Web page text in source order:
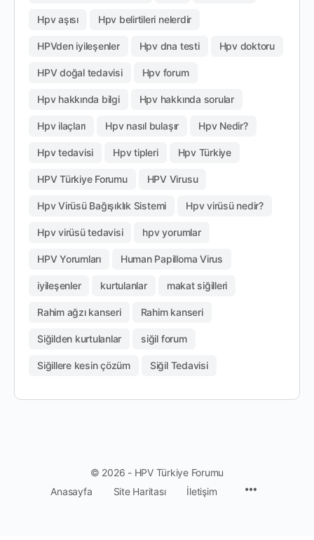
Hpv aşısı Hpv belirtileri nelerdir
HPVden iyileşenler Hpv dna testi Hpv doktoru
HPV doğal tedavisi Hpv forum
Hpv hakkında bilgi Hpv hakkında sorular
Hpv ilaçları Hpv nasıl bulaşır Hpv Nedir?
Hpv tedavisi Hpv tipleri Hpv Türkiye
HPV Türkiye Forumu HPV Virusu
Hpv Virüsü Bağışıklık Sistemi Hpv virüsü nedir?
Hpv virüsü tedavisi hpv yorumlar
HPV Yorumları Human Papilloma Virus
iyileşenler kurtulanlar makat siğilleri
Rahim ağzı kanseri Rahim kanseri
Siğilden kurtulanlar siğil forum
Siğillere kesin çözüm Siğil Tedavisi
© 2026 - HPV Türkiye Forumu
Anasayfa
Site Haritası İletişim